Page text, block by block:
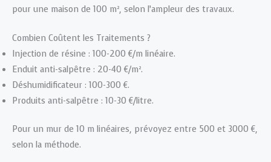
pour une maison de 100 m², selon l’ampleur des travaux.
Combien Coûtent les Traitements ?
Injection de résine : 100-200 €/m linéaire.
Enduit anti-salpêtre : 20-40 €/m².
Déshumidificateur : 100-300 €.
Produits anti-salpêtre : 10-30 €/litre.
Pour un mur de 10 m linéaires, prévoyez entre 500 et 3000 €,
selon la méthode.